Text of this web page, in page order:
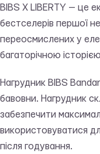
BIBS X LIBERTY — це
бестселерів першої
переосмислених у
багаторічною
Нагрудник BIBS
бавовни. Нагрудник
забезпечити
використовуватися
після годування.